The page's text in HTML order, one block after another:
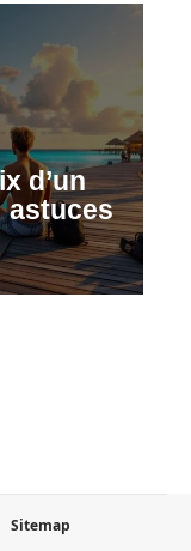
d’un
astuces
Sitemap